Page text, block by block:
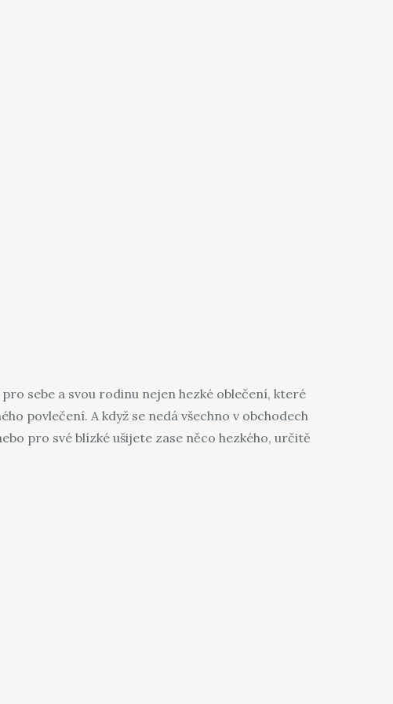
sebe a svou rodinu nejen hezké oblečení, které
povlečení. A když se nedá všechno v obchodech
pro své blízké ušijete zase něco hezkého, určitě